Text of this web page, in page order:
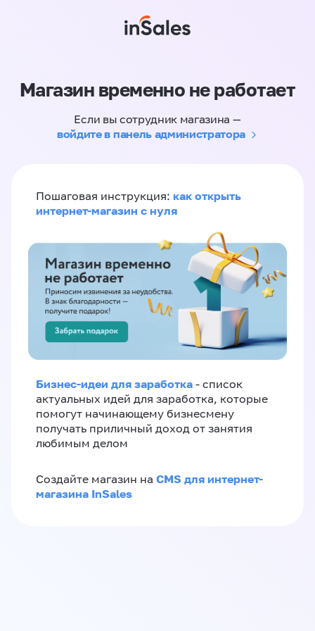
Магазин временно не работает
Если вы сотрудник магазина —
войдите в панель администратора
Пошаговая инструкция: как открыть
интернет-магазин с нуля
Бизнес-идеи для заработка - список
актуальных идей для заработка, которые
помогут начинающему бизнесмену
получать приличный доход от занятия
любимым делом
Создайте магазин на CMS для интернет-
магазина InSales